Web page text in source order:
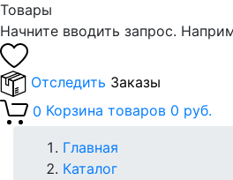
Товары
Начните вводить запрос.
Отследить Заказы
0 Корзина товаров 0 руб.
Главная
Каталог